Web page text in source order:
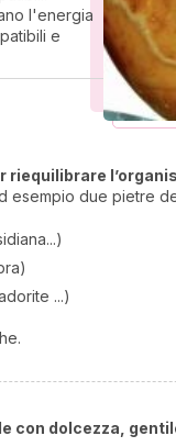
l'energia
e
riequilibrare
esempio due pietre
...)
con dolcezza,